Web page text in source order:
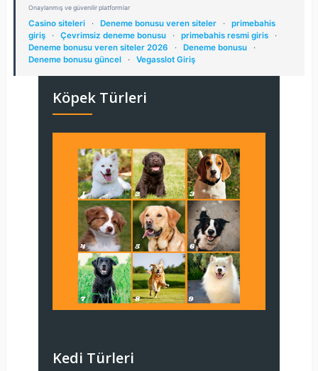
Onaylanmış ve güvenilir platformlar
Casino siteleri · Deneme bonusu veren siteler ·
primebahis
giriş
· Çevrimsiz deneme bonusu · primebahis resmi giris
·
Deneme bonusu veren siteler 2026
· Deneme bonusu
·
Deneme bonusu güncel
· Vegasslot Giriş
Köpek Türleri
Kedi Türleri